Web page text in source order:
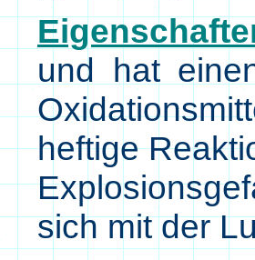
und hat
heftige
sich mit der